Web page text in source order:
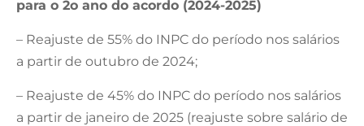
para o 2o ano do acordo (2024-2025)
– Reajuste de 55% do INPC do período nos salários
a partir de outubro de 2024;
– Reajuste de 45% do INPC do período nos salários
a partir de janeiro de 2025 (reajuste sobre salário de